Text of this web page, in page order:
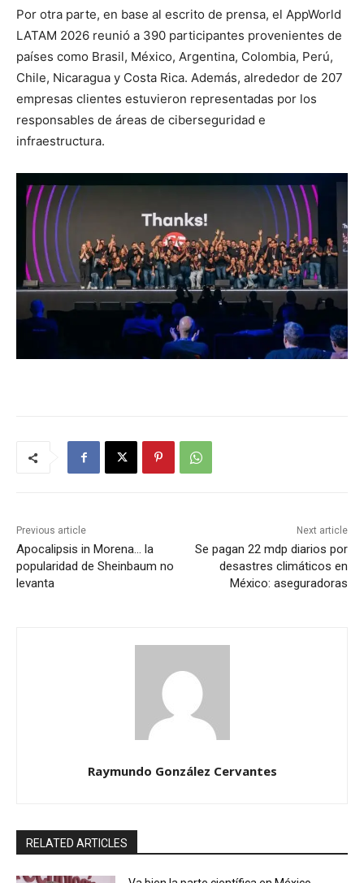
Por otra parte, en base al escrito de prensa, el AppWorld
LATAM 2026 reunió a 390 participantes provenientes de
países como Brasil, México, Argentina, Colombia, Perú,
Chile, Nicaragua y Costa Rica. Además, alrededor de 207
empresas clientes estuvieron representadas por los
responsables de áreas de ciberseguridad e
infraestructura.
Previous article
Apocalipsis in Morena… la
popularidad de Sheinbaum no
levanta
Next article
Se pagan 22 mdp diarios por
desastres climáticos en
México: aseguradoras
Raymundo González Cervantes
RELATED ARTICLES